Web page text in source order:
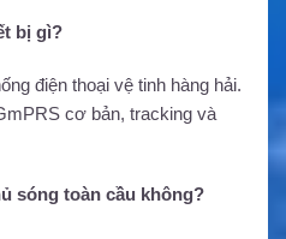
bị gì?
điện thoại vệ tinh hàng hải.
cơ bản, tracking và
sóng toàn cầu không?